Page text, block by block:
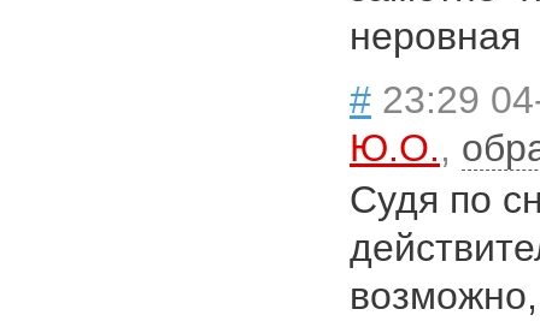
неровная
# 23:29
Ю.О.,
Судя по